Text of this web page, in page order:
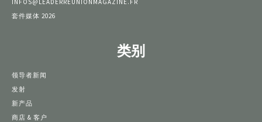
套件媒体 2026
类别
领导者新闻
发射
新产品
商店 & 客户